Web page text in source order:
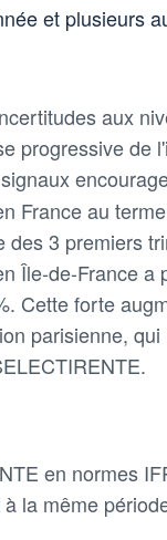
et plusieurs
aux
progressive de
France au
3 premiers
Île-de-France a
Cette forte
parisienne,
en normes
la même